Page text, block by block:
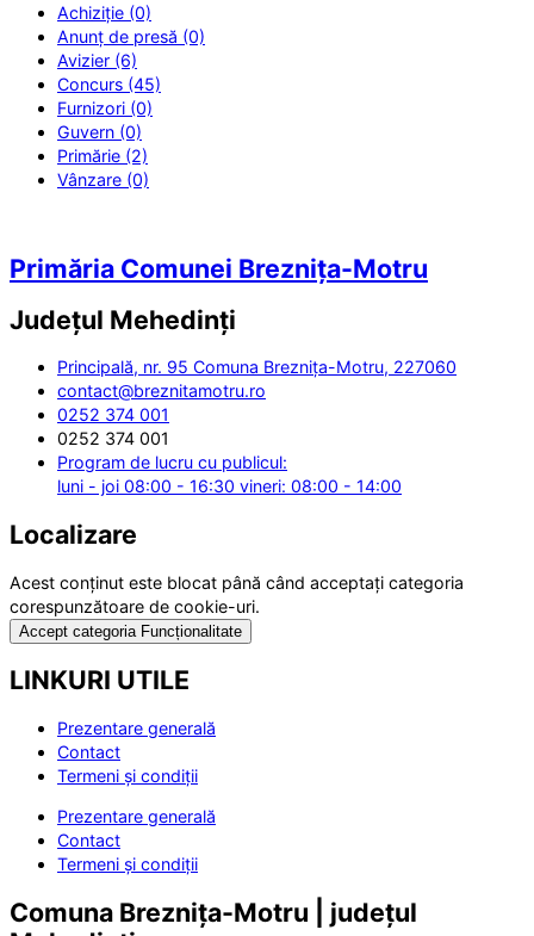
Achiziție (0)
Anunț de presă (0)
Avizier (6)
Concurs (45)
Furnizori (0)
Guvern (0)
Primărie (2)
Vânzare (0)
Primăria Comunei Breznița-Motru
Județul Mehedinți
Principală, nr. 95 Comuna Breznița-Motru, 227060
contact@breznitamotru.ro
0252 374 001
0252 374 001
Program de lucru cu publicul:
luni - joi 08:00 - 16:30 vineri: 08:00 - 14:00
Localizare
Acest conținut este blocat până când acceptați categoria
corespunzătoare de cookie-uri.
Accept categoria Funcționalitate
LINKURI UTILE
Prezentare generală
Contact
Termeni și condiții
Prezentare generală
Contact
Termeni și condiții
Comuna Breznița-Motru | județul